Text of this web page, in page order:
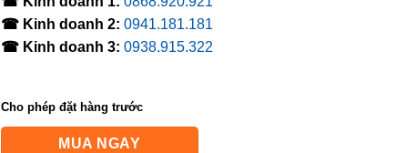
☎ Kinh doanh 2: 0941.181.181
☎ Kinh doanh 3: 0938.915.322
Cho phép đặt hàng trước
MUA NGAY